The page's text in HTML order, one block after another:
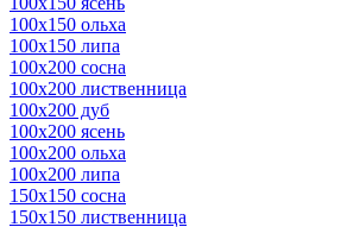
100х150 ольха
100х150 липа
100х200 сосна
100х200 лиственница
100х200 дуб
100х200 ясень
100х200 ольха
100х200 липа
150х150 сосна
150х150 лиственница